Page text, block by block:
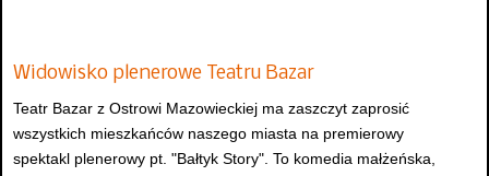
Widowisko plenerowe Teatru Bazar
Teatr Bazar z Ostrowi Mazowieckiej ma zaszczyt zaprosić
wszystkich mieszkańców naszego miasta na premierowy
spektakl plenerowy pt. "Bałtyk Story". To komedia małżeńska,